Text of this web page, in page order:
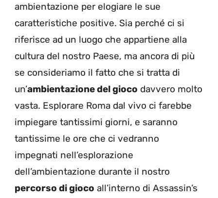
ambientazione per elogiare le sue
caratteristiche positive. Sia perché ci si
riferisce ad un luogo che appartiene alla
cultura del nostro Paese, ma ancora di più
se consideriamo il fatto che si tratta di
un’ambientazione del gioco davvero molto
vasta. Esplorare Roma dal vivo ci farebbe
impiegare tantissimi giorni, e saranno
tantissime le ore che ci vedranno
impegnati nell’esplorazione
dell’ambientazione durante il nostro
percorso di gioco all’interno di Assassin’s